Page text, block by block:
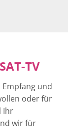
TV
und
oder für
Ihr
wir für